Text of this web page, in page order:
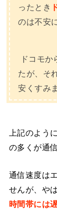
ったとき
のは不安
ドコモか
たが、そ
安くすみ
上記のよう
の多くが通
通信速度は
せんが、や
時間帯には